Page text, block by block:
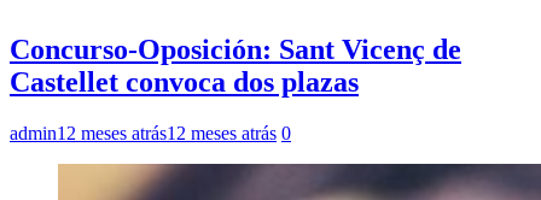
Concurso-Oposición: Sant Vicenç de
Castellet convoca dos plazas
admin12 meses atrás12 meses atrás 0